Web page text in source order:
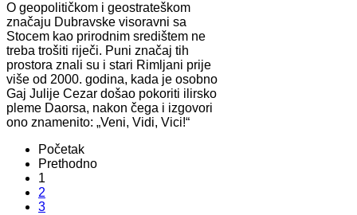
O geopolitičkom i geostrateškom
značaju Dubravske visoravni sa
Stocem kao prirodnim središtem ne
treba trošiti riječi. Puni značaj tih
prostora znali su i stari Rimljani prije
više od 2000. godina, kada je osobno
Gaj Julije Cezar došao pokoriti ilirsko
pleme Daorsa, nakon čega i izgovori
ono znamenito: „Veni, Vidi, Vici!“
Početak
Prethodno
1
2
3